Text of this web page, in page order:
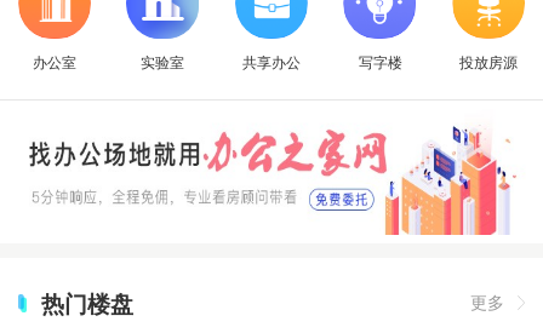
办公室 实验室 共享办公 写字楼 投放房源
热门楼盘 更多